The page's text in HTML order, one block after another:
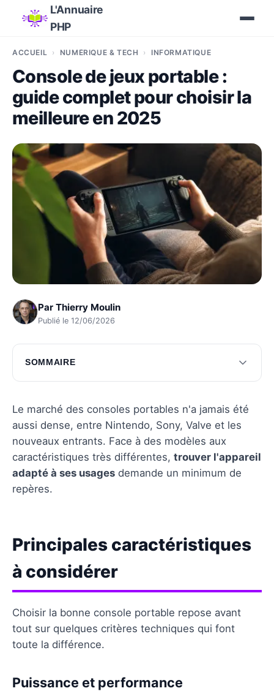
L'Annuaire
PHP
ACCUEIL NUMÉRIQUE & TECH INFORMATIQUE
Console de jeux portable :
guide complet pour choisir la
meilleure en 2025
Par Thierry Moulin
Publié le 12/06/2026
SOMMAIRE
Principales caractéristiques à considérer
Comparaison des modèles populaires
Accessoires indispensables
Jeux incontournables
Conseils d'achat
Le marché des consoles portables n'a jamais été
aussi dense, entre Nintendo, Sony, Valve et les
nouveaux entrants. Face à des modèles aux
caractéristiques très différentes, trouver l'appareil
adapté à ses usages demande un minimum de
repères.
Principales caractéristiques
à considérer
Choisir la bonne console portable repose avant
tout sur quelques critères techniques qui font
toute la différence.
Puissance et performance